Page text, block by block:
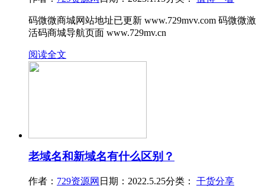
码微微商城网站地址已更新 www.729mvv.com 码微微激
活码商城导航页面 www.729mv.cn
阅读全文
老域名和新域名有什么区别？
作者： 729资源网 日期：2022.5.25分类： 干货分享